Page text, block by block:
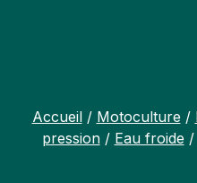
Accueil/ Motoculture/
pression/ Eau froide/